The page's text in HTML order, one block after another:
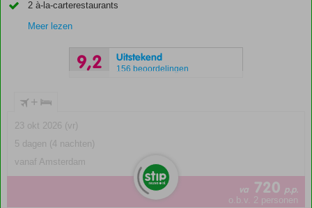
2 à-la-carterestaurants
Meer lezen
9,2 Uitstekend
156 beoordelingen
+
23 okt 2026 (vr)
5 dagen (4 nachten)
vanaf Amsterdam
va 720 p.p.
o.b.v. 2 personen